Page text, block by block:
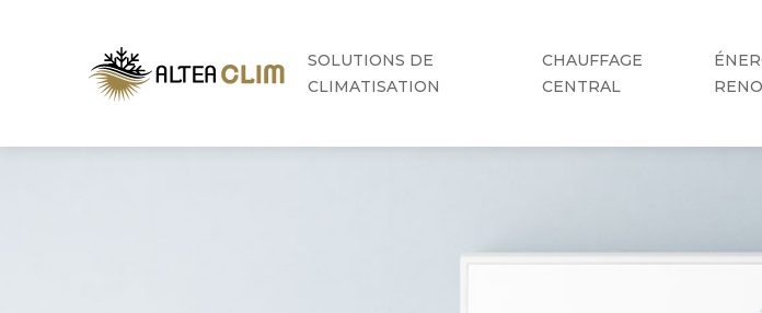
SOLUTIONS DE
CLIMATISATION
CHAUFFAGE
CENTRAL